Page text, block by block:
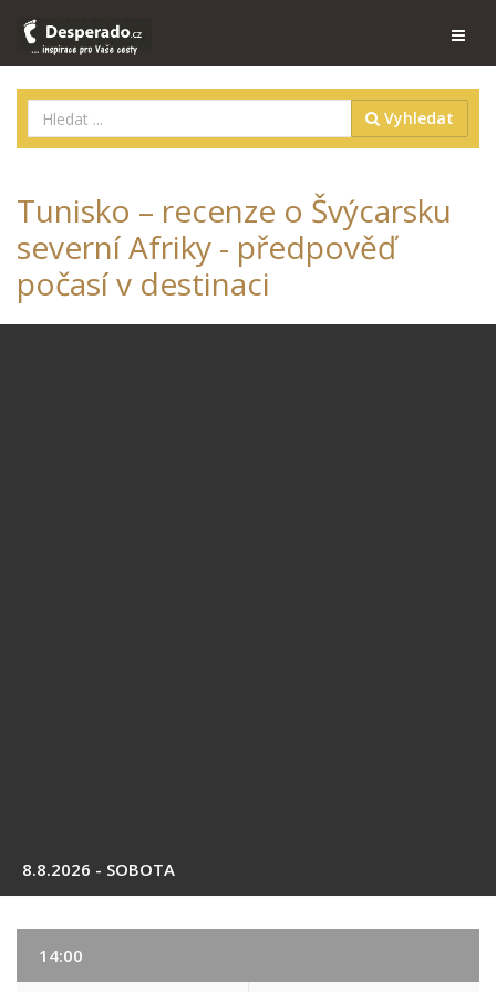
Vyhledat
Tunisko – recenze o Švýcarsku
severní Afriky - předpověď
počasí v destinaci
8.8.2026 - SOBOTA
14:00